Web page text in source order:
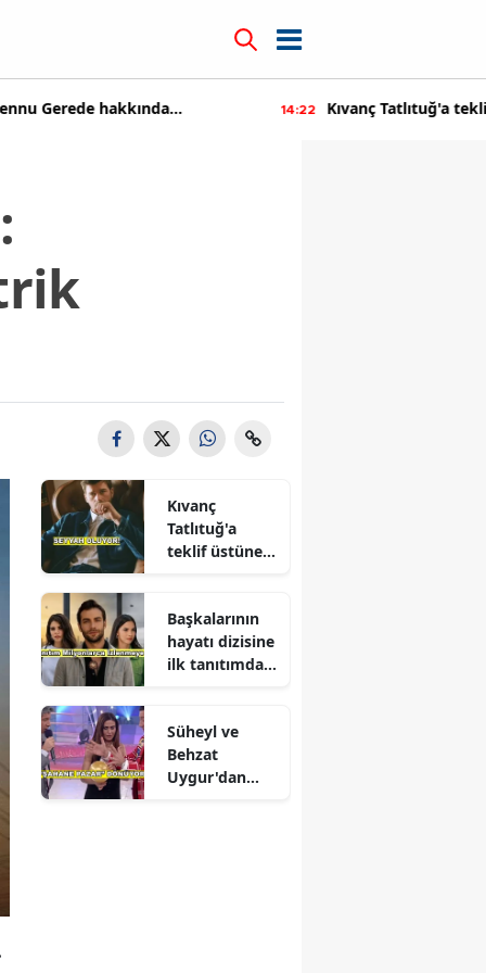
14:22 Kıvanç Tatlıtuğ'a teklif üstüne teklif
Kıvanç
Tatlıtuğ'a
teklif üstüne
Başkalarının
hayatı dizisine
ilk tanıtımdan
Süheyl ve
Behzat
Uygur'dan